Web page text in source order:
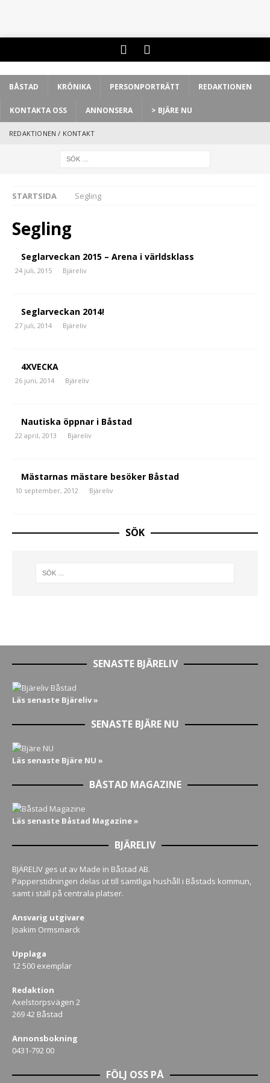
BÅSTAD KRÖNIKA PERSONPORTRÄTT REDAKTIONEN
KONTAKTA OSS ANNONSERA > BJÄRE NU
REDAKTIONEN / KONTAKT
STARTSIDA Segling
Segling
Seglarveckan 2015 – Arena i världsklass
24 juli, 2015 Bjäreliv
Seglarveckan 2014!
27 juli, 2014 Bjäreliv
4XVECKA
26 juni, 2014 Bjäreliv
Nautiska öppnar i Båstad
22 april, 2013 Bjäreliv
Mästarnas mästare besöker Båstad
10 september, 2012 Bjäreliv
SÖK
SENASTE BJÄRELIV
Läs senaste Bjäreliv »
SENASTE BJÄRE NU
Läs senaste Bjäre NU »
BÅSTAD MAGAZINE
Läs senaste Båstad Magazine »
BJÄRELIV
BJÄRELIV ges ut av Made in Båstad AB.
Papperstidningen delas ut till samtliga hushåll i Båstads kommun,
samt i ställ på centrala platser.
Ansvarig utgivare
Joakim Ormsmarck
Upplaga
12 500 exemplar
Redaktion
Axelstorpsvägen 2
269 42 Båstad
Annonsbokning
0431-792 00
FÖLJ OSS PÅ